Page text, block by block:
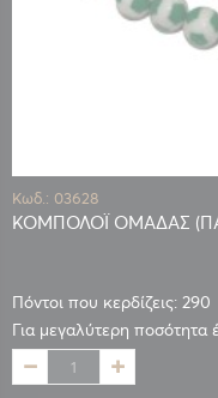
Κωδ.: 03628
ΚΟΜΠΟΛΟΪ ΟΜΑΔΑΣ
Πόντοι που κερδίζεις: 290
Για μεγαλύτερη ποσότητα